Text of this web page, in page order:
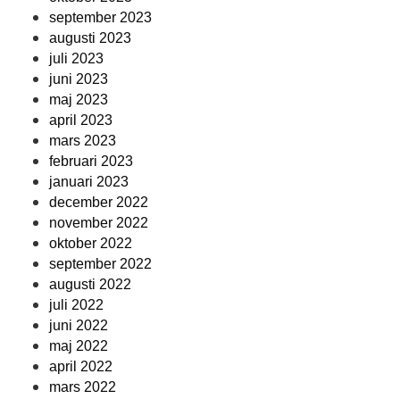
september 2023
augusti 2023
juli 2023
juni 2023
maj 2023
april 2023
mars 2023
februari 2023
januari 2023
december 2022
november 2022
oktober 2022
september 2022
augusti 2022
juli 2022
juni 2022
maj 2022
april 2022
mars 2022